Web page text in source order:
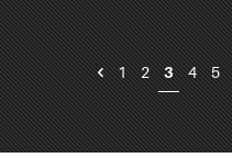
1 2 3 4 5